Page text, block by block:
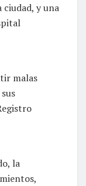
ciudad, y una
malas
la